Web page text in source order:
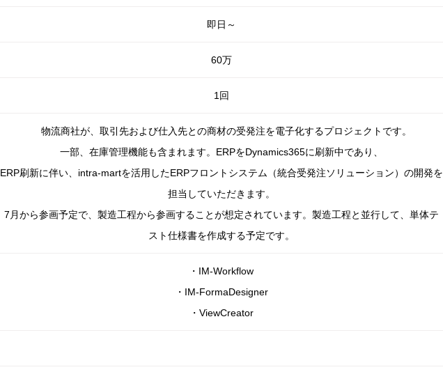
即日～
60万
1回
物流商社が、取引先および仕入先との商材の受発注を電子化するプロジェクトです。
一部、在庫管理機能も含まれます。ERPをDynamics365に刷新中であり、
ERP刷新に伴い、intra-martを活用したERPフロントシステム（統合受発注ソリューション）の開発を
担当していただきます。
7月から参画予定で、製造工程から参画することが想定されています。製造工程と並行して、単体テ
スト仕様書を作成する予定です。
・IM-Workflow
・IM-FormaDesigner
・ViewCreator